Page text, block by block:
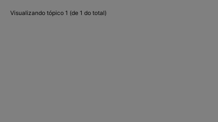
Visualizando tópico 1 (de 1 do total)